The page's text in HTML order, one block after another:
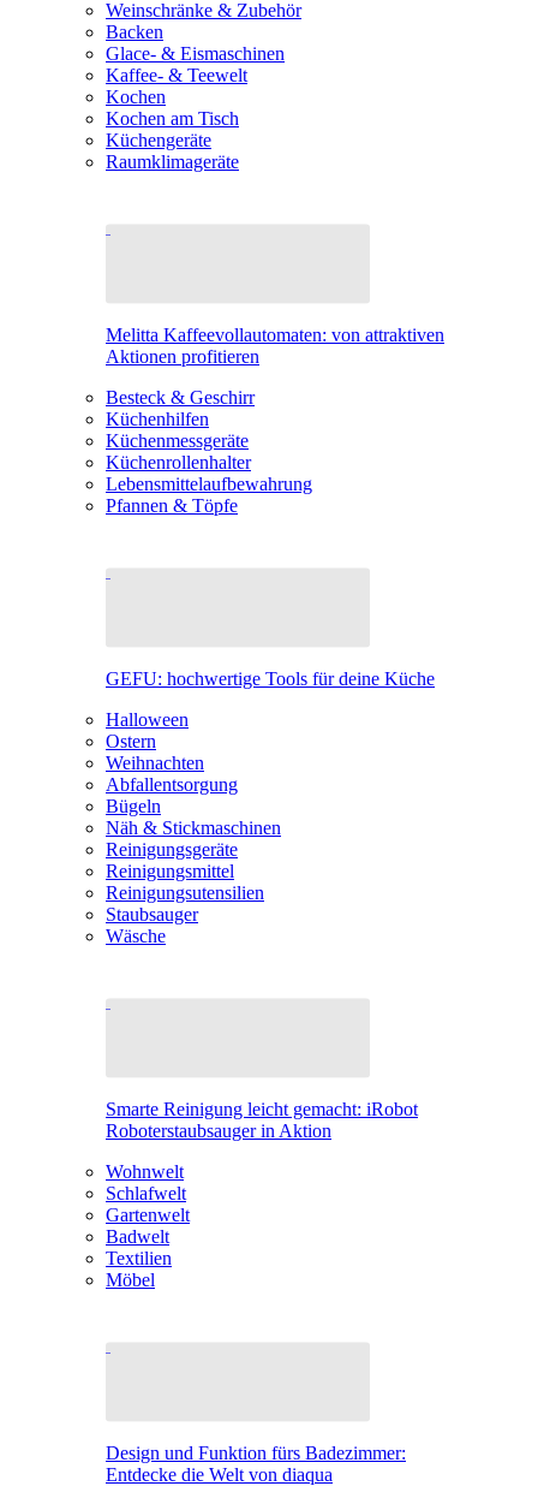
Weinschränke & Zubehör
Backen
Glace- & Eismaschinen
Kaffee- & Teewelt
Kochen
Kochen am Tisch
Küchengeräte
Raumklimageräte
Melitta Kaffeevollautomaten: von attraktiven
Aktionen profitieren
Besteck & Geschirr
Küchenhilfen
Küchenmessgeräte
Küchenrollenhalter
Lebensmittelaufbewahrung
Pfannen & Töpfe
GEFU: hochwertige Tools für deine Küche
Halloween
Ostern
Weihnachten
Abfallentsorgung
Bügeln
Näh & Stickmaschinen
Reinigungsgeräte
Reinigungsmittel
Reinigungsutensilien
Staubsauger
Wäsche
Smarte Reinigung leicht gemacht: iRobot
Roboterstaubsauger in Aktion
Wohnwelt
Schlafwelt
Gartenwelt
Badwelt
Textilien
Möbel
Design und Funktion fürs Badezimmer:
Entdecke die Welt von diaqua